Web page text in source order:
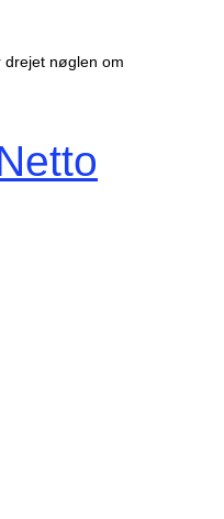
drejet nøglen om